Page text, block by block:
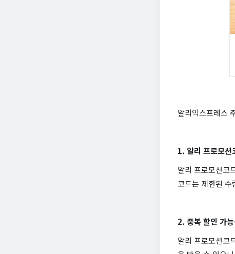
알리익스프레스
1. 알리 프로모션
알리 프로모션코
코드는 제한된
2. 중복 할인 가
알리 프로모션코